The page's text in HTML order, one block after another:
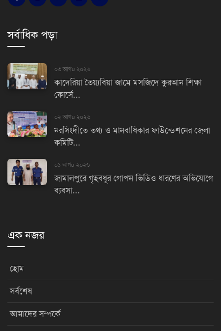
সর্বাধিক পড়া
০৩ আগu ২০২৬
কাদেরিয়া তৈয়্যবিয়া জামে মসজিদে কুরআন শিক্ষা
কোর্সে...
০২ আগu ২০২৬
নরসিংদীতে তথ্য ও মানবাধিকার ফাউন্ডেশনের জেলা
কমিটি...
০১ আগu ২০২৬
জামালপুরে গৃহবধূর গোপন ভিডিও ধারণের অভিযোগে
ব্যবসা...
এক নজর
হোম
সর্বশেষ
আমাদের সম্পর্কে